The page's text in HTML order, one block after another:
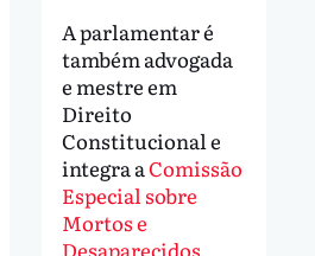
A parlamentar é
também advogada
e mestre em
Direito
Constitucional e
integra aComissão
Especial sobre
Mortos e
Desaparecidos